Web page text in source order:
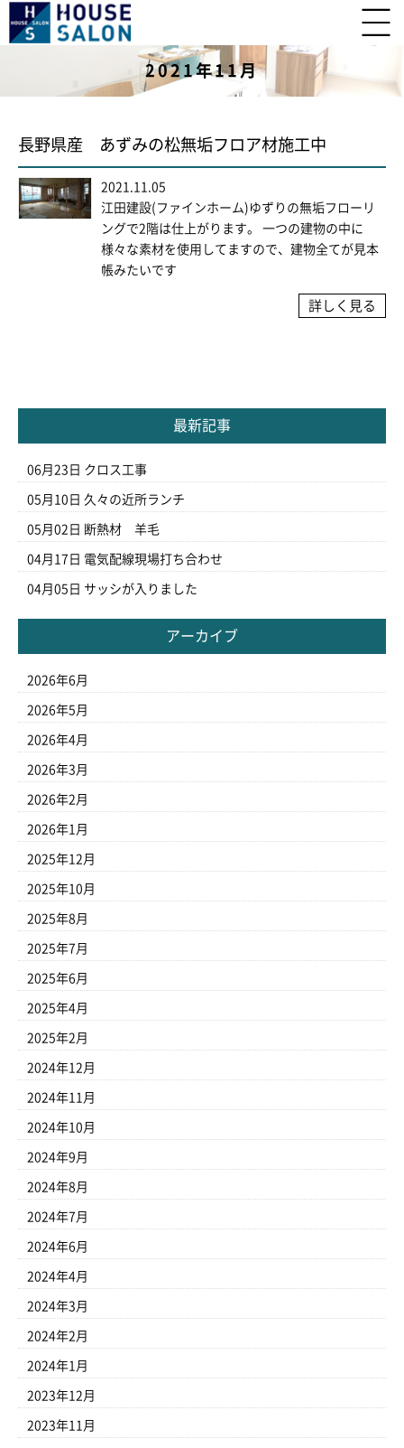
2021年11月
長野県産 あずみの松無垢フロア材施工中
2021.11.05
江田建設(ファインホーム)ゆずりの無垢フローリ
ングで2階は仕上がります。 一つの建物の中に
様々な素材を使用してますので、建物全てが見本
帳みたいです
詳しく見る
最新記事
06月23日 クロス工事
05月10日 久々の近所ランチ
05月02日 断熱材 羊毛
04月17日 電気配線現場打ち合わせ
04月05日 サッシが入りました
アーカイブ
2026年6月
2026年5月
2026年4月
2026年3月
2026年2月
2026年1月
2025年12月
2025年10月
2025年8月
2025年7月
2025年6月
2025年4月
2025年2月
2024年12月
2024年11月
2024年10月
2024年9月
2024年8月
2024年7月
2024年6月
2024年4月
2024年3月
2024年2月
2024年1月
2023年12月
2023年11月